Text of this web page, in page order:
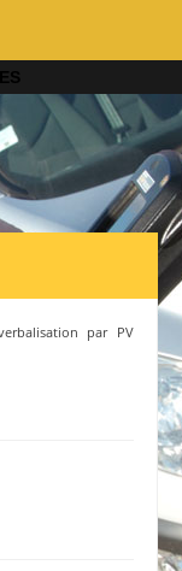
par PV